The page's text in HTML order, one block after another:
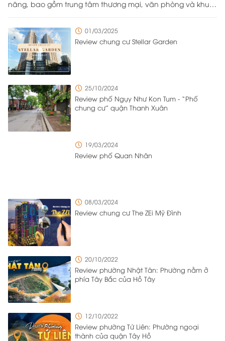
năng, bao gồm trung tâm thương mại, văn phòng và khu
chủ đầu tư. Nằm ở vị trí đắc địa với bốn mặt giáp các
tuyến đường Nguyễn Huy Tưởng, Lê Văn Thiêm, Vũ Trọng
Phụng và Ngụy Như Kon Tum, dự án được bố trí tới 8 cổng
ra vào từ nhiều hướng khác nhau để đảm bảo việc di
chuyển ra vào trong khu đô thị diễn ra thuận tiện và có trật
tự. Với mật độ cư dân sinh sống và làm việc cao, chủ đầu
tư đã triển khai nhiều giải pháp quản lý tổng thể để quản
lý một cách hiệu quả và vẫn đảm bảo sự thuận tiện cho
cư dân sinh sống tại đây.
01/03/2025
Review chung cư Stellar Garden
25/10/2024
Review phố Ngụy Như Kon Tum - “Phố
chung cư” quận Thanh Xuân
19/03/2024
Review phố Quan Nhân
08/03/2024
Review chung cư The ZEi Mỹ Đình
20/10/2022
Review phường Nhật Tân: Phường nằm ở
phía Tây Bắc của Hồ Tây
12/10/2022
Review phường Tứ Liên: Phường ngoại
thành của quận Tây Hồ